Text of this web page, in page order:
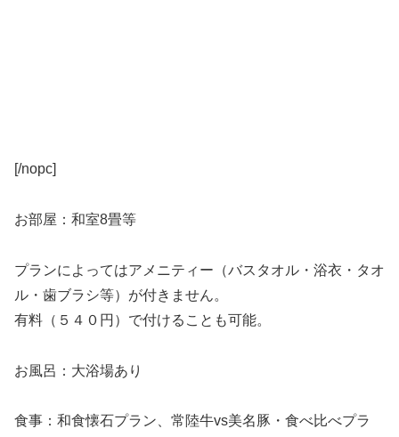
[/nopc]
お部屋：和室8畳等
プランによってはアメニティー（バスタオル・浴衣・タオ
ル・歯ブラシ等）が付きません。
有料（５４０円）で付けることも可能。
お風呂：大浴場あり
食事：和食懐石プラン、常陸牛vs美名豚・食べ比べプラ